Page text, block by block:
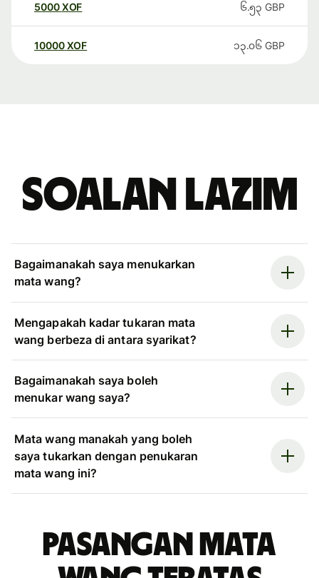
5000XOF ၆.၅၃ GBP
10000 XOF ၁၃.၀၆ GBP
Soalan Lazim
Bagaimanakah saya menukarkan
mata wang?
Mengapakah kadar tukaran mata
wang berbeza di antara syarikat?
Bagaimanakah saya boleh
menukar wang saya?
Mata wang manakah yang boleh
saya tukarkan dengan penukaran
mata wang ini?
Pasangan mata